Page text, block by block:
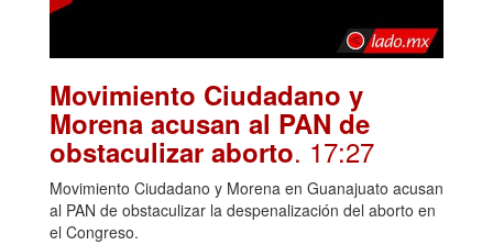
Movimiento Ciudadano y
Morena acusan al PAN de
obstaculizar aborto. 17:27
Movimiento Ciudadano y Morena en Guanajuato acusan
al PAN de obstaculizar la despenalización del aborto en
el Congreso.